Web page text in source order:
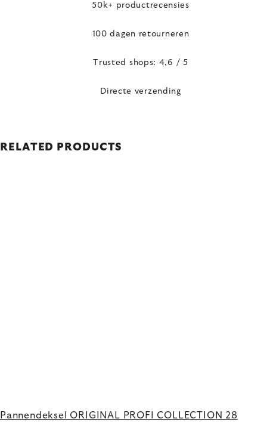
50k+ productrecensies
100 dagen retourneren
Trusted shops: 4,6 / 5
Directe verzending
RELATED PRODUCTS
Pannendeksel ORIGINAL PROFI COLLECTION 28